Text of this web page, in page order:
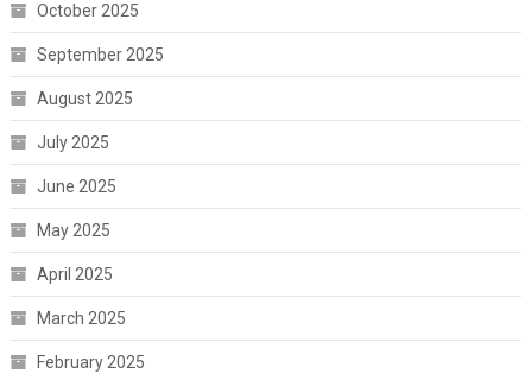
October 2025
September 2025
August 2025
July 2025
June 2025
May 2025
April 2025
March 2025
February 2025